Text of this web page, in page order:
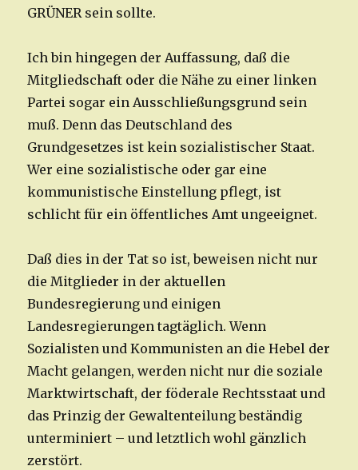
GRÜNER sein sollte.
Ich bin hingegen der Auffassung, daß die
Mitgliedschaft oder die Nähe zu einer linken
Partei sogar ein Ausschließungsgrund sein
muß. Denn das Deutschland des
Grundgesetzes ist kein sozialistischer Staat.
Wer eine sozialistische oder gar eine
kommunistische Einstellung pflegt, ist
schlicht für ein öffentliches Amt ungeeignet.
Daß dies in der Tat so ist, beweisen nicht nur
die Mitglieder in der aktuellen
Bundesregierung und einigen
Landesregierungen tagtäglich. Wenn
Sozialisten und Kommunisten an die Hebel der
Macht gelangen, werden nicht nur die soziale
Marktwirtschaft, der föderale Rechtsstaat und
das Prinzig der Gewaltenteilung beständig
unterminiert – und letztlich wohl gänzlich
zerstört.